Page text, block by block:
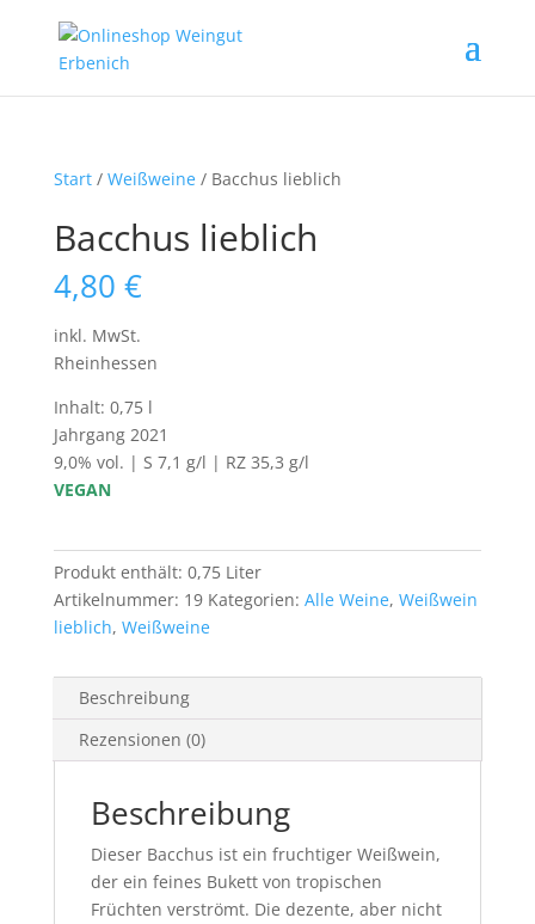
Start/ Weißweine/ Bacchus lieblich
Bacchus lieblich
4,80 €
inkl. MwSt.
Rheinhessen
Inhalt: 0,75 l
Jahrgang 2021
9,0% vol. | S 7,1 g/l | RZ 35,3 g/l
VEGAN
Produkt enthält: 0,75 Liter
Artikelnummer: 19 Kategorien: Alle Weine, Weißwein
lieblich, Weißweine
Beschreibung
Rezensionen (0)
Beschreibung
Dieser Bacchus ist ein fruchtiger Weißwein,
der ein feines Bukett von tropischen
Früchten verströmt. Die dezente, aber nicht